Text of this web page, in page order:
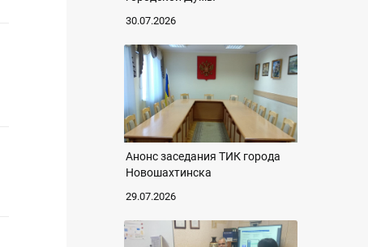
30.07.2026
Анонс заседания ТИК города
Новошахтинска
29.07.2026